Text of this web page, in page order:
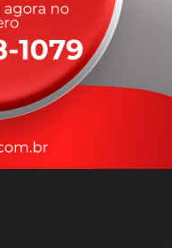
.
garantir a máxima
em tempo real.